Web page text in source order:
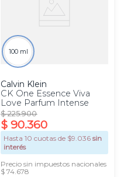
100 ml
Calvin Klein
CK One Essence Viva
Love Parfum Intense
$ 225.900
$ 90.360
Hasta10 cuotas de $9.036 sin
interés
Precio sin impuestos nacionales
$ 74.678